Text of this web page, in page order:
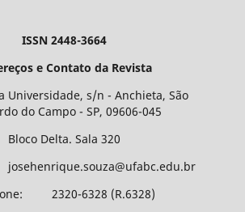
ISSN 2448-3664
e Contato da Revista
Universidade, s/n - Anchieta, São
do Campo - SP, 09606-045
Bloco Delta. Sala 320
2320-6328 (R.6328)